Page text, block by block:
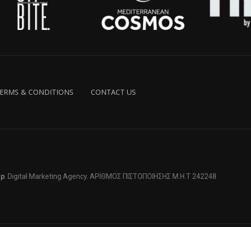
& CONDITIONS CONTACT US
. Digital Marketing Agency. ΑΡΙΘΜΟΣ ΠΙΣΤΟΠΟΙΗΣΗΣ Μ.Η.Τ 242248